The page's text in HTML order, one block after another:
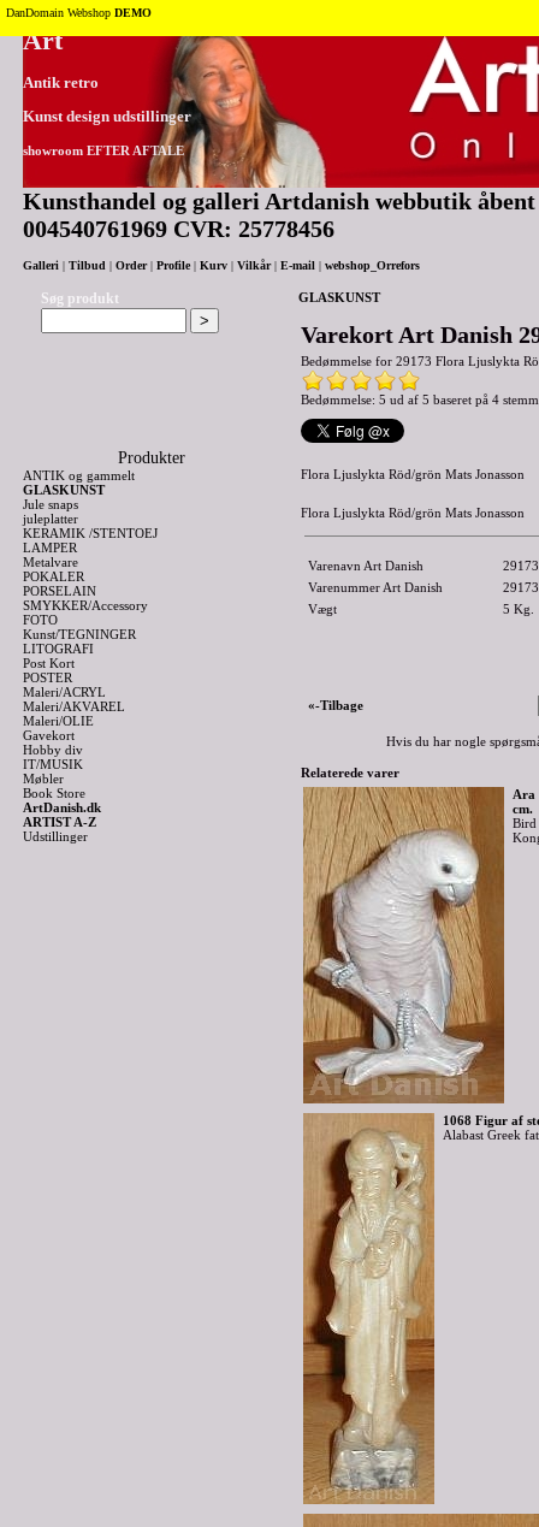
Tilbage til toppen
Art
Antik retro
Kunst design udstillinger
showroom EFTER AFTALE
Kunsthandel og galleri Artdanish webbutik
004540761969 CVR: 25778456
Galleri Tilbud Order| Profile| Kurv Vilkår| E-mail webshop_Orrefors
Søg produkt
Produkter
ANTIK og gammelt
GLASKUNST
Jule snaps
juleplatter
KERAMIK /STENTOEJ
LAMPER
Metalvare
POKALER
PORSELAIN
SMYKKER/Accessory
FOTO
Kunst/TEGNINGER
LITOGRAFI
Post Kort
POSTER
Maleri/ACRYL
Maleri/AKVAREL
Maleri/OLIE
Gavekort
Hobby div
IT/MUSIK
Møbler
Book Store
ArtDanish.dk
ARTIST A-Z
Udstillinger
GLASKUNST
Varekort Art Danish
Bedømmelse for 29173 Flora Ljuslykta
Bedømmelse: 5 ud af 5 baseret på 4
Flora Ljuslykta Röd/grön Mats Jonasson
Flora Ljuslykta Röd/grön Mats Jonasson
Varenavn Art Danish
Varenummer Art Danish
29173
Vægt
5 Kg.
«-Tilbage
Hvis du har nogle
Relaterede varer
Ara
cm.
Bird
1068 Figur af
Alabast Greek
DanDomain Webshop DEMO